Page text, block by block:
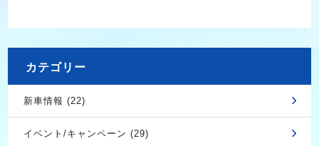
カテゴリー
新車情報 (22)
イベント/キャンペーン (29)